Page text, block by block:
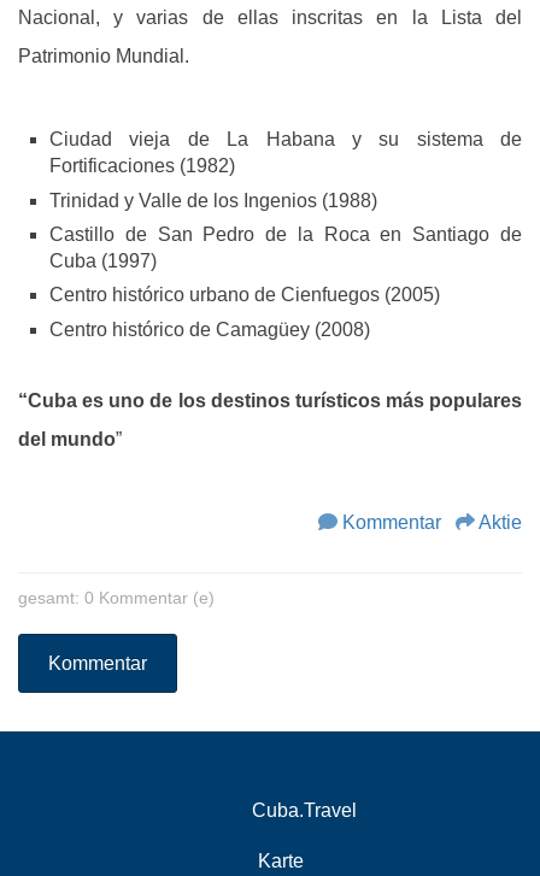
Nacional, y varias de ellas inscritas en la Lista del
Patrimonio Mundial.
Ciudad vieja de La Habana y su sistema de
Fortificaciones (1982)
Trinidad y Valle de los Ingenios (1988)
Castillo de San Pedro de la Roca en Santiago de
Cuba (1997)
Centro histórico urbano de Cienfuegos (2005)
Centro histórico de Camagüey (2008)
“Cuba es uno de los destinos turísticos más populares
del mundo”
Kommentar Aktie
gesamt: 0 Kommentar (e)
Kommentar
Cuba.Travel
Karte